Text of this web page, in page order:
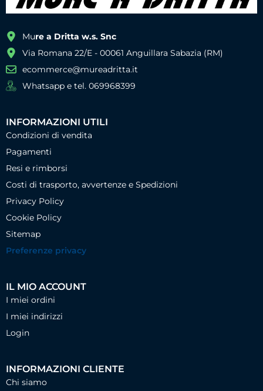
Mure a Dritta w.s. Snc
Via Romana 22/E - 00061 Anguillara Sabazia (RM)
ecommerce@mureadritta.it
Whatsapp e tel. 069968399
INFORMAZIONI UTILI
Condizioni di vendita
Pagamenti
Resi e rimborsi
Costi di trasporto, avvertenze e Spedizioni
Privacy Policy
Cookie Policy
Sitemap
Preferenze privacy
IL MIO ACCOUNT
I miei ordini
I miei indirizzi
Login
INFORMAZIONI CLIENTE
Chi siamo